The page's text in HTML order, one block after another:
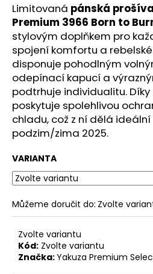
Limitovaná pánská
Premium 3966 Born to
stylovým doplňkem pro
spojení komfortu a
disponuje pohodlným
odepínací kapucí a
podtrhuje individualitu.
poskytuje spolehlivou
chladu, což z ní dělá ideální
podzim/zima 2025.
VARIANTA
Můžeme doručit do: Zvolte
Zvolte variantu
Kód: Zvolte variantu
Značka:Yakuza Premium
HLEDAT
D
o
p
o
r
u
č
u
j
e
e
PÁNSKÁ
VESTA
YAKUZA